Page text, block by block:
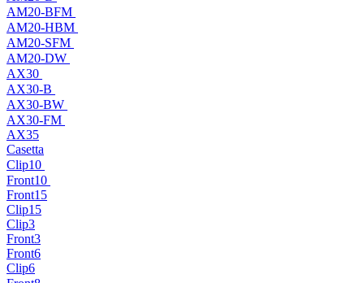
AM20-BFM
AM20-HBM
AM20-SFM
AM20-DW
AX30
AX30-B
AX30-BW
AX30-FM
AX35
Casetta
Clip10
Front10
Front15
Clip15
Clip3
Front3
Front6
Clip6